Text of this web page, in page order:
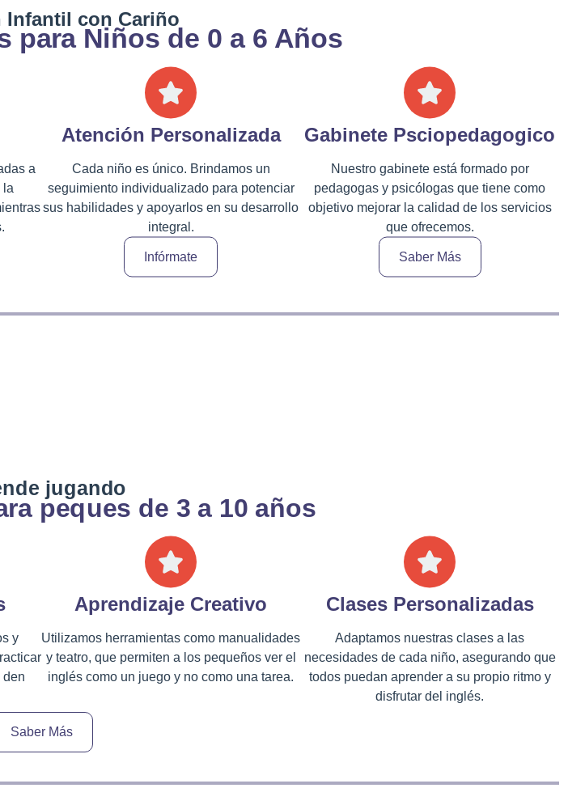
Infantil con Cariño
para Niños de 0 a 6 Años
a
la
Atención Personalizada
Cada niño es único. Brindamos un
seguimiento individualizado para potenciar
sus habilidades y apoyarlos en su desarrollo
integral.
Infórmate
Gabinete Psciopedagogico
Nuestro gabinete está formado por
pedagogas y psicólogas que tiene como
objetivo mejorar la calidad de los servicios
que ofrecemos.
Saber Más
jugando
peques de 3 a 10 años
y
den
Aprendizaje Creativo
Utilizamos herramientas como manualidades
y teatro, que permiten a los pequeños ver el
inglés como un juego y no como una tarea.
Clases Personalizadas
Adaptamos nuestras clases a las
necesidades de cada niño, asegurando que
todos puedan aprender a su propio ritmo y
disfrutar del inglés.
Saber Más